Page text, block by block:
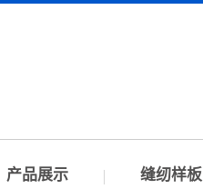
产品展示 缝纫样板